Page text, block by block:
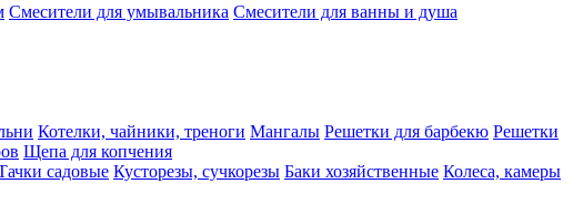
Смесители для умывальника Смесители для ванны и душа
Котелки, чайники, треноги Мангалы Решетки для барбекю Решетки
Щепа для копчения
садовые Кусторезы, сучкорезы Баки хозяйственные Колеса, камеры